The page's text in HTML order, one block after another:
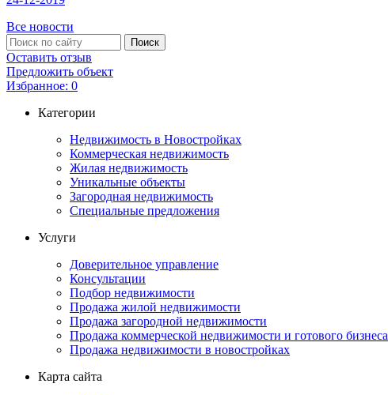
Все новости
Оставить отзыв
Предложить объект
Избранное: 0
Категории
Недвижимость в Новостройках
Коммерческая недвижимость
Жилая недвижимость
Уникальные объекты
Загородная недвижимость
Специальные предложения
Услуги
Доверительное управление
Консультации
Подбор недвижимости
Продажа жилой недвижимости
Продажа загородной недвижимости
Продажа коммерческой недвижимости и готового бизнеса
Продажа недвижимости в новостройках
Карта сайта